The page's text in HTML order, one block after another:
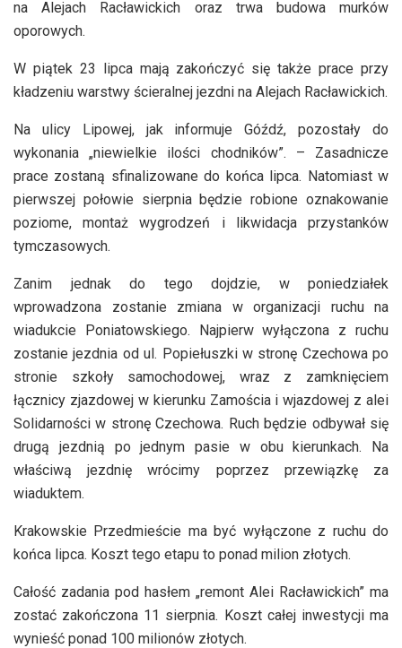
na Alejach Racławickich oraz trwa budowa murków
oporowych.
W piątek 23 lipca mają zakończyć się także prace przy
kładzeniu warstwy ścieralnej jezdni na Alejach Racławickich.
Na ulicy Lipowej, jak informuje Góźdź, pozostały do
wykonania „niewielkie ilości chodników”. – Zasadnicze
prace zostaną sfinalizowane do końca lipca. Natomiast w
pierwszej połowie sierpnia będzie robione oznakowanie
poziome, montaż wygrodzeń i likwidacja przystanków
tymczasowych.
Zanim jednak do tego dojdzie, w poniedziałek
wprowadzona zostanie zmiana w organizacji ruchu na
wiadukcie Poniatowskiego. Najpierw wyłączona z ruchu
zostanie jezdnia od ul. Popiełuszki w stronę Czechowa po
stronie szkoły samochodowej, wraz z zamknięciem
łącznicy zjazdowej w kierunku Zamościa i wjazdowej z alei
Solidarności w stronę Czechowa. Ruch będzie odbywał się
drugą jezdnią po jednym pasie w obu kierunkach. Na
właściwą jezdnię wrócimy poprzez przewiązkę za
wiaduktem.
Krakowskie Przedmieście ma być wyłączone z ruchu do
końca lipca. Koszt tego etapu to ponad milion złotych.
Całość zadania pod hasłem „remont Alei Racławickich” ma
zostać zakończona 11 sierpnia. Koszt całej inwestycji ma
wynieść ponad 100 milionów złotych.